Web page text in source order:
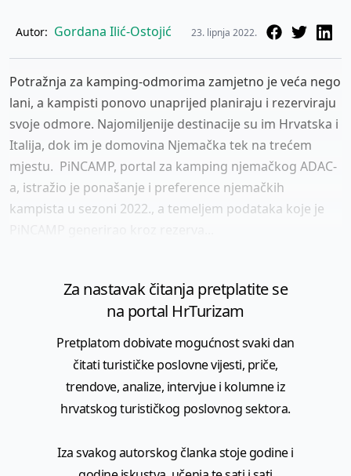
Autor: Gordana Ilić-Ostojić 23. lipnja 2022.
Potražnja za kamping-odmorima zamjetno je veća nego
lani, a kampisti ponovo unaprijed planiraju i rezerviraju
svoje odmore. Najomiljenije destinacije su im Hrvatska i
Italija, dok im je domovina Njemačka tek na trećem
mjestu. PiNCAMP, portal za kamping njemačkog ADAC-
a, istražio je ponašanje i preference njemačkih
kampista u sezoni 2022., a temeljem podataka koje je
Za nastavak čitanja pretplatite se
na portal HrTurizam
Pretplatom dobivate mogućnost svaki dan
čitati turističke poslovne vijesti, priče,
trendove, analize, intervjue i kolumne iz
hrvatskog turističkog poslovnog sektora.
Iza svakog autorskog članka stoje godine i